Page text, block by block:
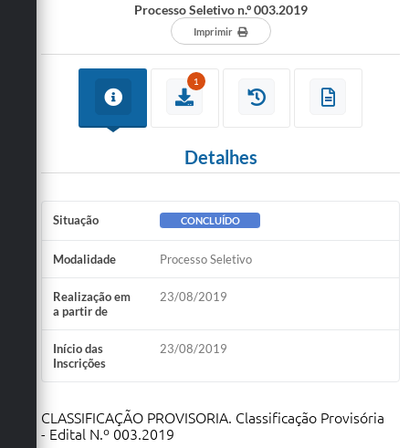
Processo Seletivo n.º 003.2019
Imprimir
1
Detalhes
Situação CONCLUÍDO
Modalidade Processo Seletivo
Realização em
a partir de
23/08/2019
Início das
Inscrições
23/08/2019
CLASSIFICAÇÃO PROVISORIA. Classificação Provisória
- Edital N.º 003.2019